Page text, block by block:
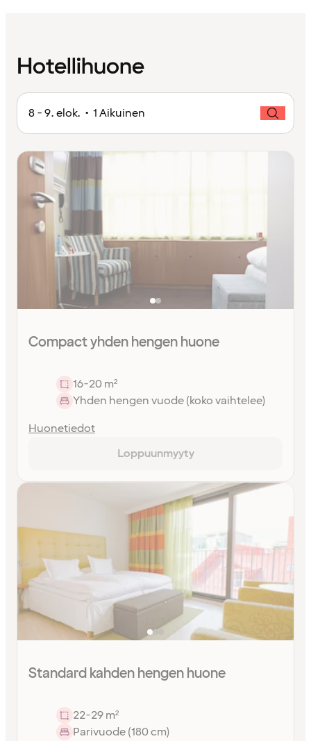
Hotellihuone
8 - 9. elok. • 1 Aikuinen
Compact yhden hengen huone
16-20 m²
Yhden hengen vuode (koko vaihtelee)
Huonetiedot
Loppuunmyyty
Standard kahden hengen huone
22-29 m²
Parivuode (180 cm)